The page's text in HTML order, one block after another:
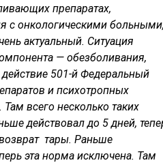
препаратах,
с онкологическими больными,
актуальный. Ситуация
— обезболивания,
действие 501-й Федеральный
и психотропных
Там всего несколько таких
действовал до 5 дней,
тары. Раньше
эта норма исключена. Там